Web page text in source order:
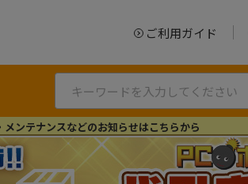
ご利用ガイド
ンテナンスなどのお知らせはこちらから